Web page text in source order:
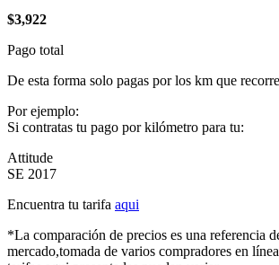
$3,922
Pago total
De esta forma solo pagas por los km que
Por ejemplo:
Si contratas tu pago por kilómetro para tu:
Attitude
SE 2017
Encuentra tu tarifa aqui
*La comparación de precios es una referencia
mercado,tomada de varios compradores en